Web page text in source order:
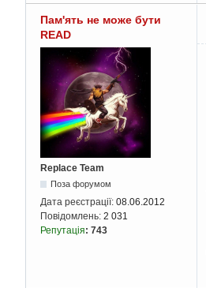
Пам'ять не може бути
READ
Replace Team
Поза форумом
Дата реєстрації: 08.06.2012
Повідомлень: 2 031
Репутація: 743